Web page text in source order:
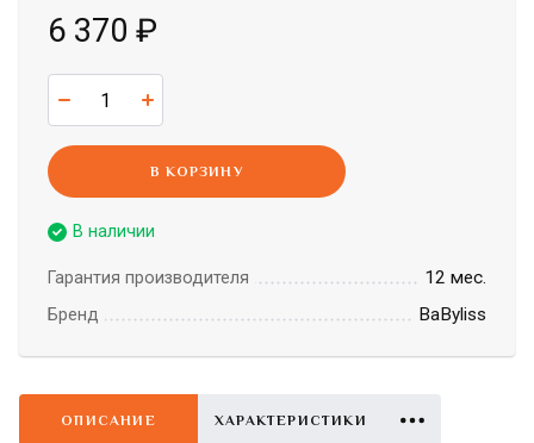
6 370 ₽
В КОРЗИНУ
В наличии
Гарантия производителя 12 мес.
Бренд BaByliss
ОПИСАНИЕ ХАРАКТЕРИСТИКИ